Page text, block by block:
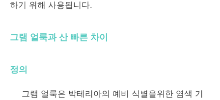
하기 위해 사용됩니다.
그램 얼룩과 산 빠른 차이
정의
그램 얼룩은 박테리아의 예비 식별을위한 염색 기